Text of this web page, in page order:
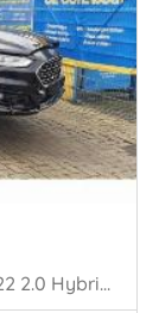
Mondeo V Wagon, Combi, 2014 / 2022 2.0 Hybrid 16V